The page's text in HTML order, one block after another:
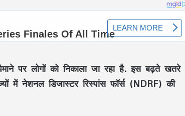
पर लोगों को निकाला जा रहा है. इस बढ़ते खतरे
में नेशनल डिजास्टर रिस्पांस फॉर्स (NDRF) की